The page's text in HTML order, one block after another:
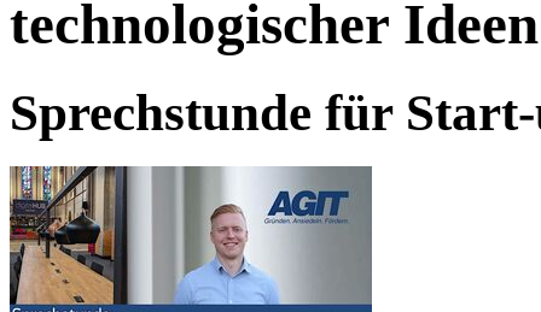
technologischer
Sprechstunde für